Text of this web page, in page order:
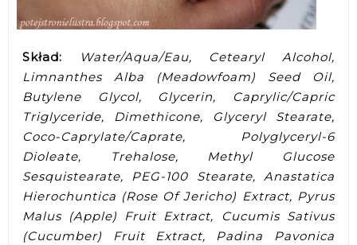
Skład:
Water/Aqua/Eau, Cetearyl Alcohol,
Limnanthes Alba (Meadowfoam) Seed Oil,
Butylene Glycol, Glycerin, Caprylic/Capric
Triglyceride, Dimethicone, Glyceryl Stearate,
Coco-Caprylate/Caprate, Polyglyceryl-6
Dioleate, Trehalose, Methyl Glucose
Sesquistearate, PEG-100 Stearate, Anastatica
Hierochuntica (Rose Of Jericho) Extract, Pyrus
Malus (Apple) Fruit Extract, Cucumis Sativus
(Cucumber) Fruit Extract, Padina Pavonica